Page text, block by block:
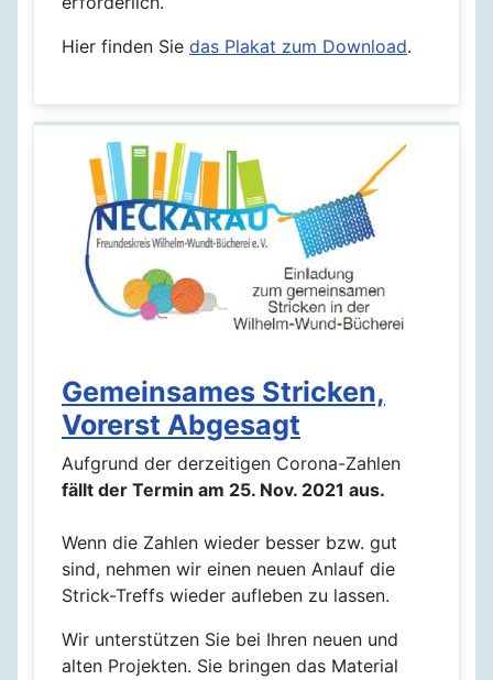
Hier finden Sie das Plakat zum Download.
Gemeinsames Stricken,
Vorerst Abgesagt
Aufgrund der derzeitigen Corona-Zahlen
fällt der Termin am 25. Nov. 2021 aus.
Wenn die Zahlen wieder besser bzw. gut
sind, nehmen wir einen neuen Anlauf die
Strick-Treffs wieder aufleben zu lassen.
Wir unterstützen Sie bei Ihren neuen und
alten Projekten. Sie bringen das Material